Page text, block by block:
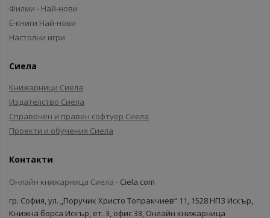
Филми - Най-нови
Е-книги Най-нови
Настолни игри
Сиела
Книжарници Сиела
Издателство Сиела
Справочен и правен софтуер Сиела
Проекти и обучения Сиела
Контакти
Онлайн книжарница Сиела - Ciela.com
гр. София, ул. „Поручик Христо Топракчиев“ 11, 1528 НПЗ Искър,
Книжна борса Искър, ет. 3, офис 33, Онлайн книжарница